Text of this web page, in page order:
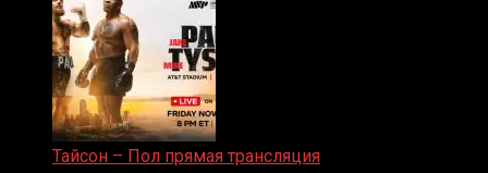
Тайсон – Пол прямая трансляция